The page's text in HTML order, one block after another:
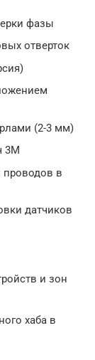
фазы
отверток
(2-3 мм)
3M
проводов в
датчиков
и зон
хаба в